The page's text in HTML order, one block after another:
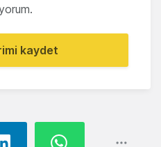
kaydet